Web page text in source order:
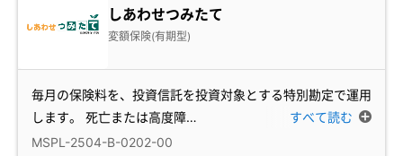
しあわせつみたて
変額保険(有期型)
毎月の保険料を、投資信託を投資対象とする特別勘定で運用
します。 死亡または高度障…
すべて読む
MSPL-2504-B-0202-00